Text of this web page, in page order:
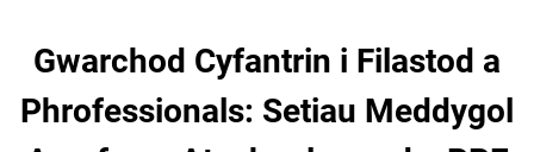
Gwarchod Cyfantrin i Filastod a
Phrofessionals: Setiau Meddygol